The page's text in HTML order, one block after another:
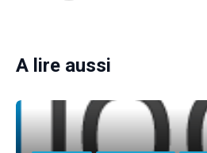
A lire aussi